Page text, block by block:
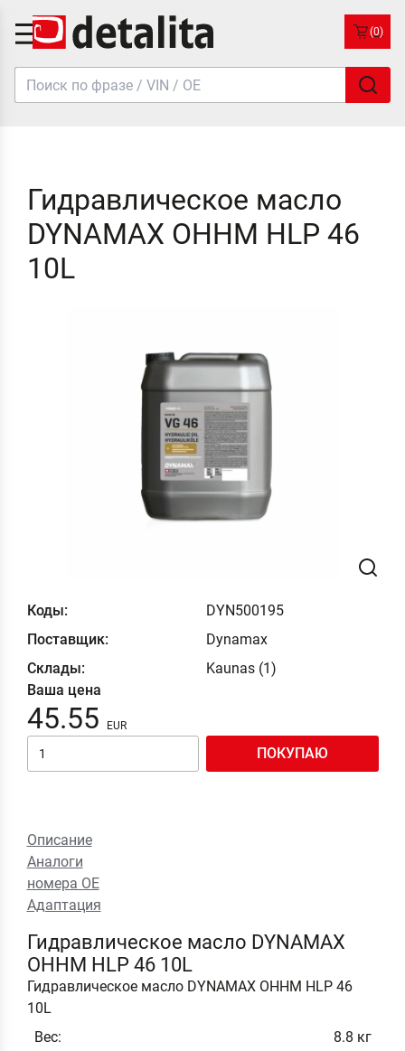
(0)
Гидравлическое масло
DYNAMAX OHHM HLP 46
10L
Коды:
DYN500195
Поставщик:
Dynamax
Склады:
Kaunas (1)
Ваша цена
45.55
ПОКУПАЮ
Описание
Аналоги
номера ОЕ
Адаптация
Гидравлическое масло DYNAMAX
OHHM HLP 46 10L
Гидравлическое масло DYNAMAX OHHM HLP 46
10L
Вес:
8.8 кг